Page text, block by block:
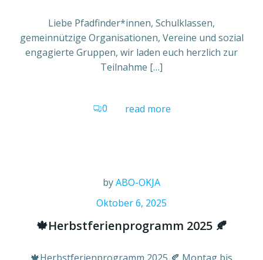
Liebe Pfadfinder*innen, Schulklassen,
gemeinnützige Organisationen, Vereine und sozial
engagierte Gruppen, wir laden euch herzlich zur
Teilnahme […]
0 read more
byABO-OKJA
Oktober 6, 2025
🍁Herbstferienprogramm 2025 🍂